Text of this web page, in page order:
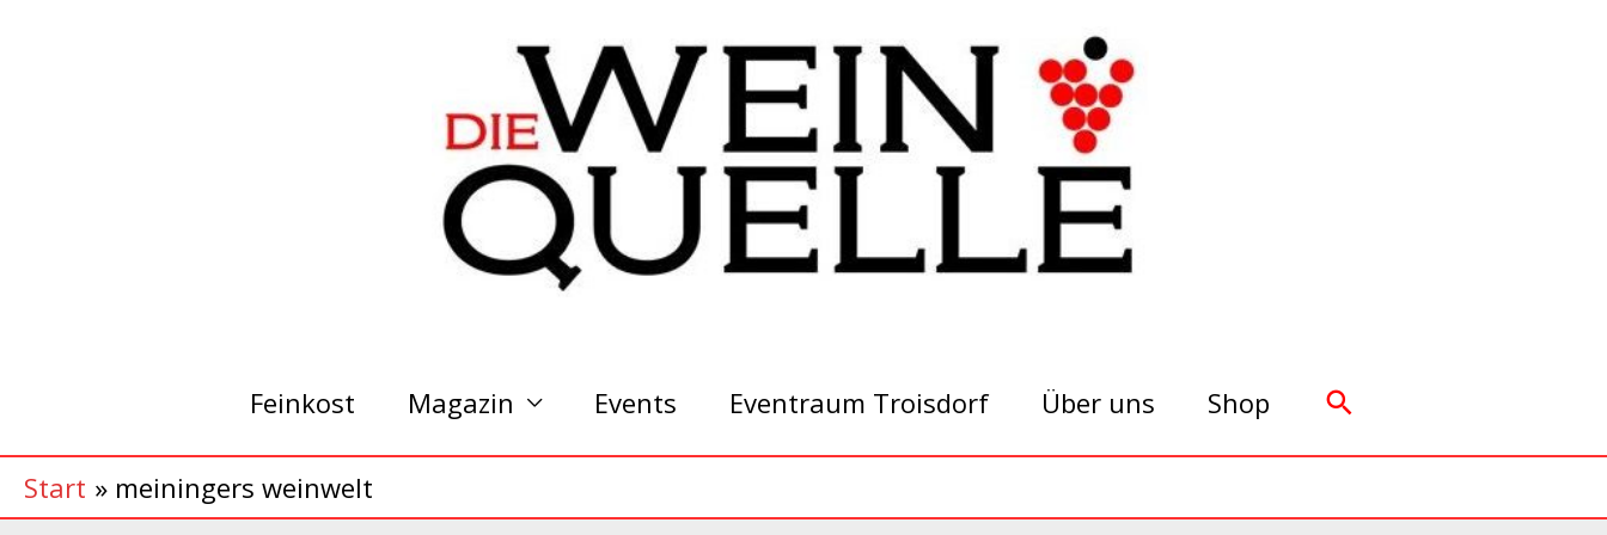
Feinkost Magazin Events Eventraum Troisdorf Über uns Shop Suchen
Start meiningers weinwelt